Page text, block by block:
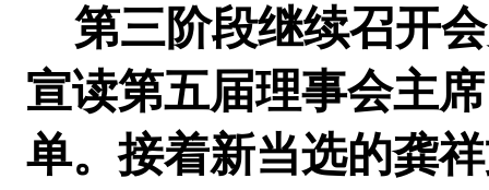
第三阶段继续召开
宣读第五届理事会主
单。接着新当选的龚